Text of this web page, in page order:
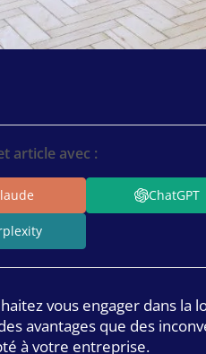
article avec :
ChatGPT
vous engager dans la
avantages que des
à votre entreprise.